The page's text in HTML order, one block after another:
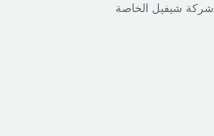
شركة شيفيل الخاصة